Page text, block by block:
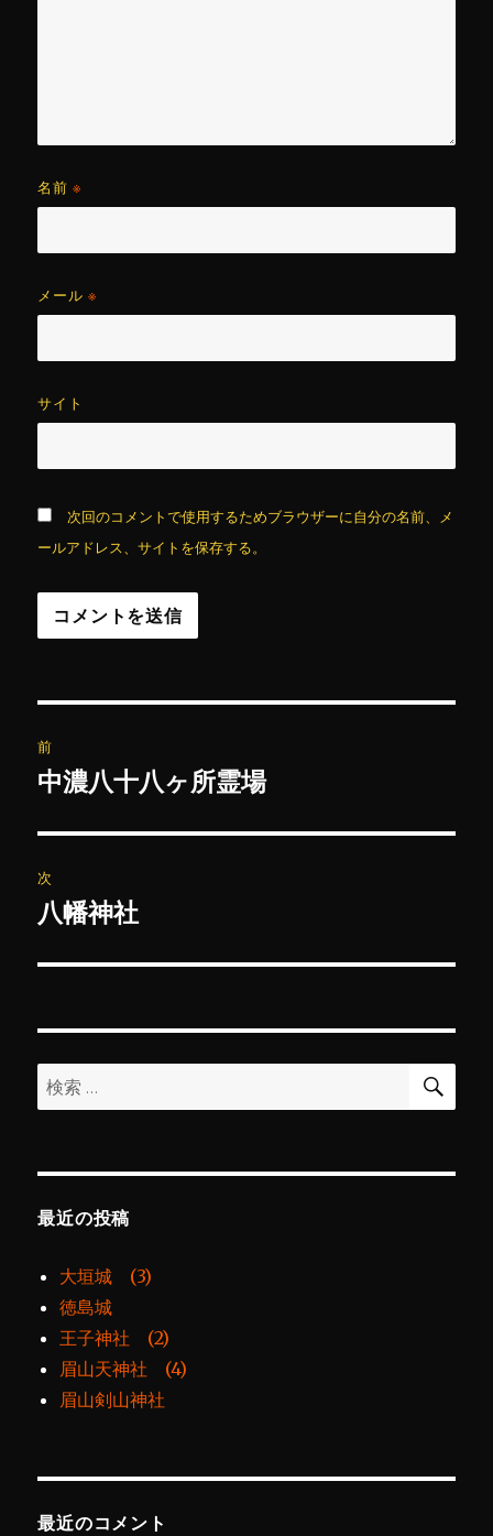
名前※
メール※
サイト
次回のコメントで使用するためブラウザーに自分の名前、メ
ールアドレス、サイトを保存する。
稿
ビ
ゲ
ー
ン
前
前
投
稿:
中濃八十八ヶ所霊場
次
次
投
八幡神社
検
索:
検
最近の投稿
大垣城 (3)
徳島城
王子神社 (2)
眉山天神社 (4)
眉山剣山神社
最近のコメント